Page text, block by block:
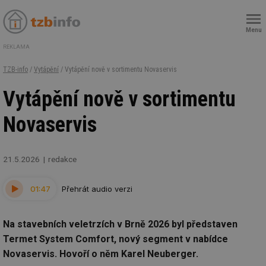
Menu
REKLAMA
TZB-info / Vytápění / Vytápění nově v sortimentu Novaservis
Vytápění nově v sortimentu
Novaservis
21.5.2026 redakce
01:47 Přehrát audio verzi
Na stavebních veletrzích v Brně 2026 byl představen
Termet System Comfort, nový segment v nabídce
Novaservis. Hovoří o něm Karel Neuberger.